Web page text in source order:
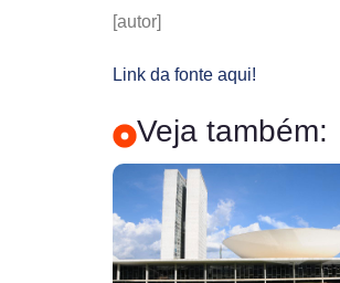
[autor]
Link da fonte aqui!
Veja também: